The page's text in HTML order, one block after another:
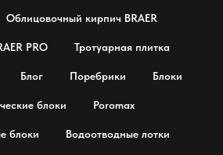
Облицовочный кирпич BRAER
PRO Тротуарная плитка
Блог Поребрики Блоки
блоки Poromax
блоки Водоотводные лотки